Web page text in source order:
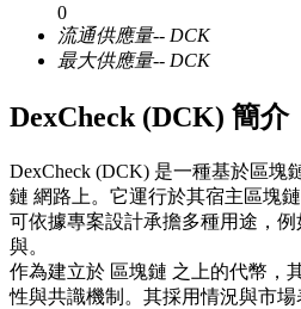
USDC永續
多種以USDC結算的永續合約
0
流通供應量-- DCK
最大供應量-- DCK
DexCheck (DCK) 簡介
DexCheck (DCK) 是一種基於區塊
鏈 網路上。它運行於其宿主區塊
可依據專案設計承擔多種用途，
與。
作為建立於 區塊鏈 之上的代幣，
性與共識機制。其採用情況與市